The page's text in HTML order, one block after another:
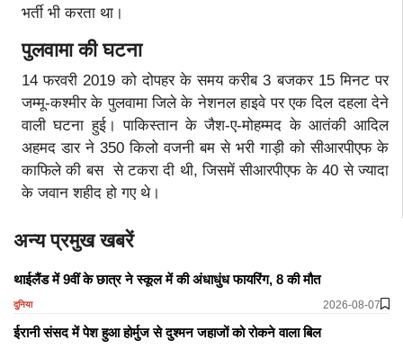
भर्ती भी करता था।
पुलवामा की घटना
14 फरवरी 2019 को दोपहर के समय करीब 3 बजकर 15 मिनट पर
जम्मू-कश्मीर के पुलवामा जिले के नेशनल हाइवे पर एक दिल दहला देने
वाली घटना हुई। पाकिस्तान के जैश-ए-मोहम्मद के आतंकी आदिल
अहमद डार ने 350 किलो वजनी बम से भरी गाड़ी को सीआरपीएफ के
काफिले की बस से टकरा दी थी, जिसमें सीआरपीएफ के 40 से ज्यादा
के जवान शहीद हो गए थे।
अन्य प्रमुख खबरें
थाईलैंड में 9वीं के छात्र ने स्कूल में की अंधाधुंध फायरिंग, 8 की मौत
दुनिया 2026-08-07
ईरानी संसद में पेश हुआ होर्मुज से दुश्मन जहाजों को रोकने वाला बिल